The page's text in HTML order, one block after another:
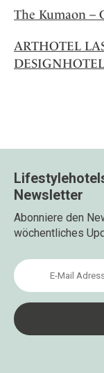
The Kumaon –
ARTHOTEL
Newsletter
Abonniere den
wöchentliches